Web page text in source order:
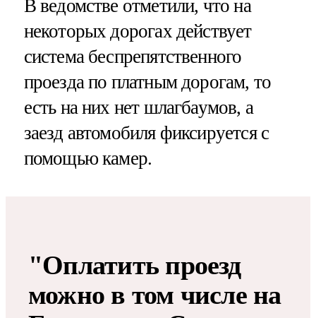
В ведомстве отметили, что на
некоторых дорогах действует
система беспрепятственного
проезда по платным дорогам, то
есть на них нет шлагбаумов, а
заезд автомобиля фиксируется с
помощью камер.
"Оплатить проезд
можно в том числе на